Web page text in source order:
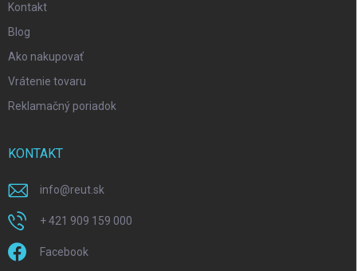
Kontakt
Blog
Ako nakupovať
Vrátenie tovaru
Reklamačný poriadok
KONTAKT
info@reut.sk
+ 421 909 159 000
Facebook